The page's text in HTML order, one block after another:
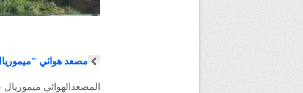
مصعد هوائي
المصعدالهوائي ميموريال